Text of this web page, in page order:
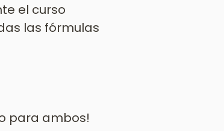
el curso
las fórmulas
para ambos!